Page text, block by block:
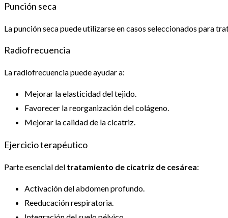
Punción seca
La punción seca puede utilizarse en casos seleccionados para
Radiofrecuencia
La radiofrecuencia puede ayudar a:
Mejorar la elasticidad del tejido.
Favorecer la reorganización del colágeno.
Mejorar la calidad de la cicatriz.
Ejercicio terapéutico
Parte esencial del tratamiento de cicatriz de cesárea:
Activación del abdomen profundo.
Reeducación respiratoria.